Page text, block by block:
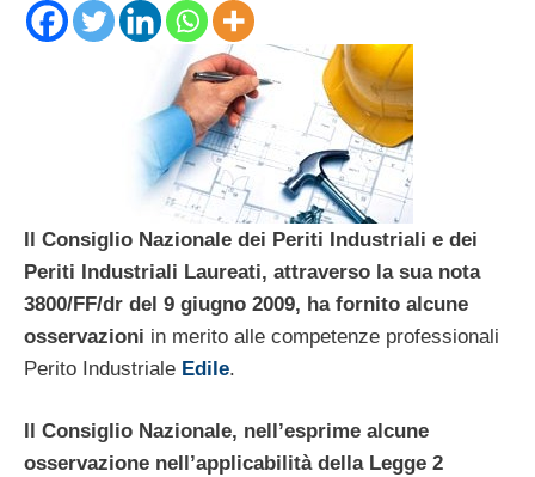
Il Consiglio Nazionale dei Periti Industriali e dei
Periti Industriali Laureati, attraverso la sua nota
3800/FF/dr del 9 giugno 2009, ha fornito alcune
osservazioni in merito alle competenze professionali
Perito Industriale Edile.
Il Consiglio Nazionale, nell’esprime alcune
osservazione nell’applicabilità della Legge 2